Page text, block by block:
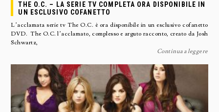
THE O.C. – LA SERIE TV COMPLETA ORA DISPONIBILE IN
UN ESCLUSIVO COFANETTO
L’acclamata serie tv The O.C. è ora disponibile in un esclusivo cofanetto
DVD. The O.C. l’acclamato, complesso e arguto racconto, creato da Josh
Schwartz,
Continua a leggere